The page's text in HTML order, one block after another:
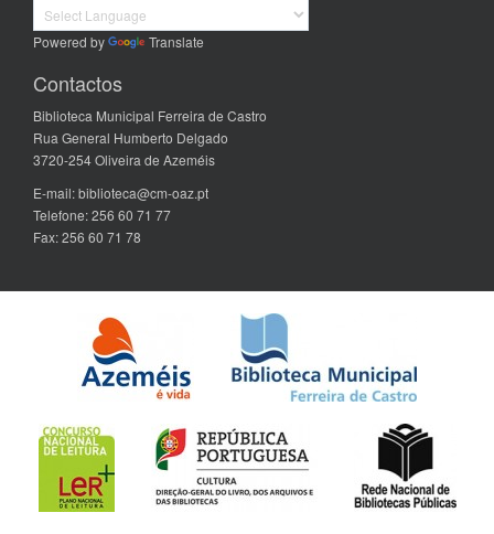
Powered by Translate
Contactos
Biblioteca Municipal Ferreira de Castro
Rua General Humberto Delgado
3720-254 Oliveira de Azeméis
E-mail: biblioteca@cm-oaz.pt
Telefone: 256 60 71 77
Fax: 256 60 71 78